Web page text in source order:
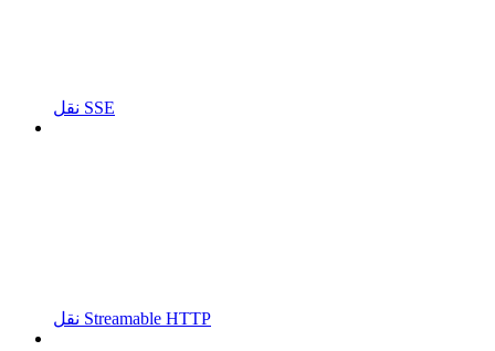
نقل SSE
نقل Streamable HTTP